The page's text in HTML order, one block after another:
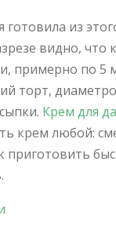
из
видно, что
примерно по 5
торт,
Крем для
крем любой: